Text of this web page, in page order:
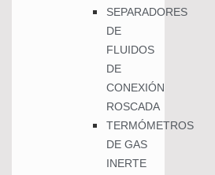
SEPARADORES
DE
FLUIDOS
DE
CONEXIÓN
ROSCADA
TERMÓMETROS
DE GAS
INERTE